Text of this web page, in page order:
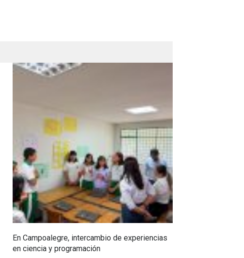
En Campoalegre, intercambio de experiencias
en ciencia y programación